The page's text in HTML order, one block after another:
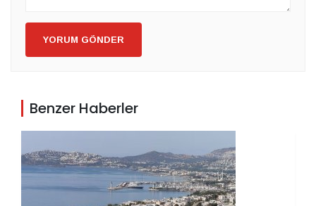
YORUM GÖNDER
Benzer Haberler